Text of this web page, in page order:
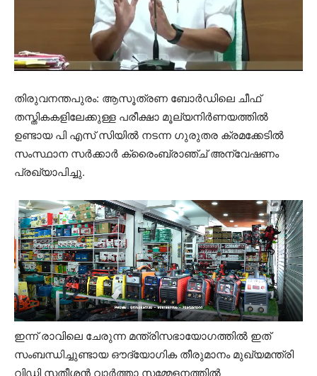
തിരുവനന്തപുരം: ആസൂത്രണ ബോർഡിലെ ചീഫ്
തസ്തികകളിലേക്കുള്ള പരീക്ഷാ മൂല്യനിർണയത്തിൽ
ഉണ്ടായ പി എസ് സിയിൽ നടന്ന ഗുരുതര ക്രമക്കേടിൽ
സംസ്ഥാന സർക്കാർ ക്രൈംബ്രാഞ്ച് അന്വേഷണം
പ്രഖ്യാപിച്ചു.
ഇന്ന് രാവിലെ ചേരുന്ന മന്ത്രിസഭായോഗത്തിൽ ഇത്
സംബന്ധിച്ചുണ്ടായ ഔദ്യോഗിക തീരുമാനം മുഖ്യമന്ത്രി
വിഡി സതീശൻ വാർത്താ സമ്മേളനത്തിൽ